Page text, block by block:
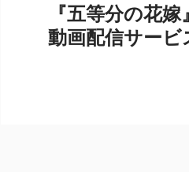
『五等分の花嫁
動画配信サービ